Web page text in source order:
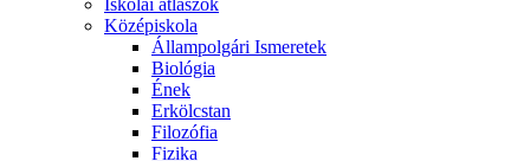
Iskolai atlaszok
Középiskola
Állampolgári Ismeretek
Biológia
Ének
Erkölcstan
Filozófia
Fizika